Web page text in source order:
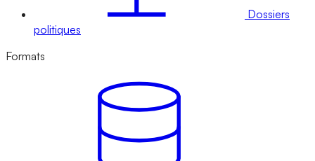
Dossiers
politiques
Formats